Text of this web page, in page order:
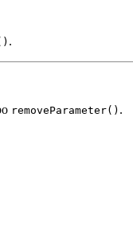
.
removeParameter() .